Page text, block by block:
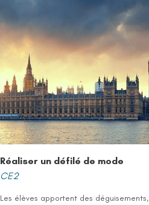
Réaliser un défilé de mode
CE2
Les élèves apportent des déguisements,